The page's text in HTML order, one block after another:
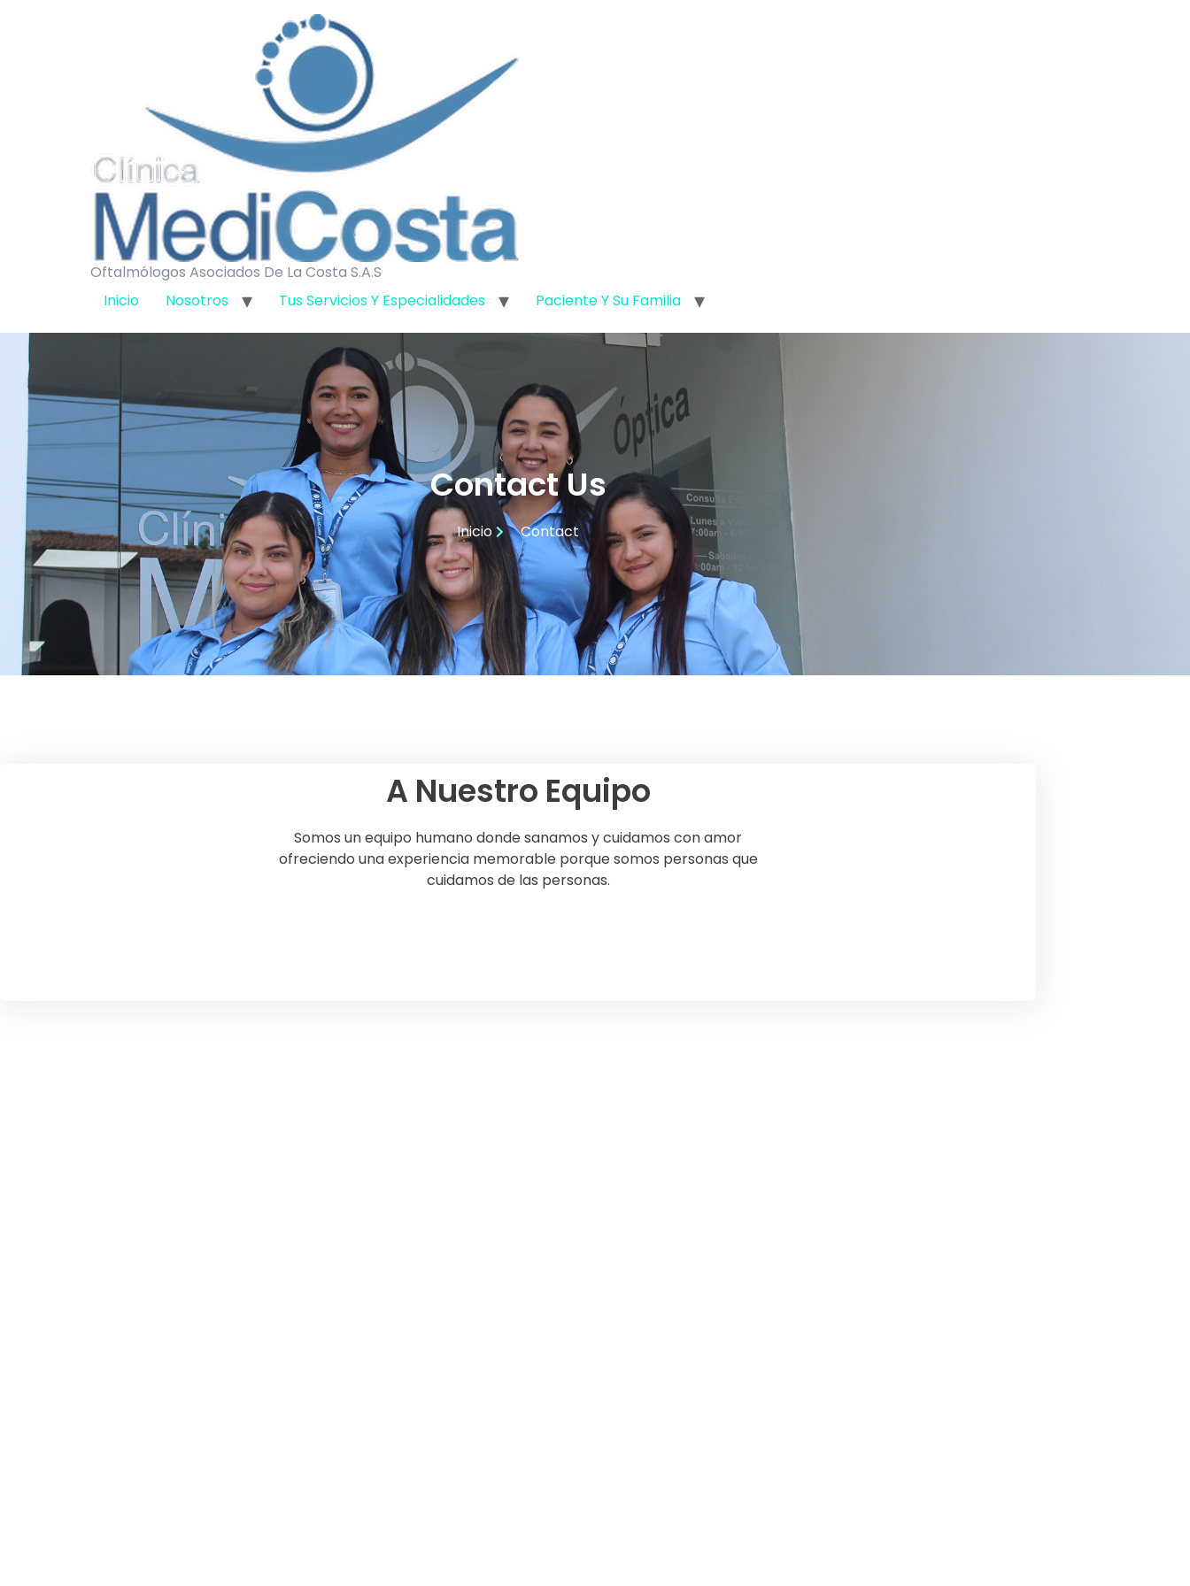
Oftalmólogos Asociados De La Costa S.A.S
Inicio
Nosotros Tus Servicios Y Especialidades Paciente Y Su Familia
Contact Us
Inicio Contact
A Nuestro Equipo
Somos un equipo humano donde sanamos y cuidamos con amor
ofreciendo una experiencia memorable porque somos personas que
cuidamos de las personas.